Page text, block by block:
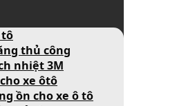
tô
thủ công
nhiệt 3M
xe ôtô
ồn cho xe ô tô